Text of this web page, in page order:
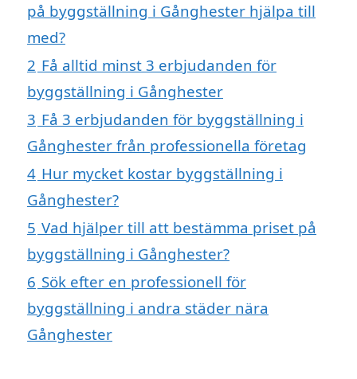
på byggställning i Gånghester hjälpa till
med?
2 Få alltid minst 3 erbjudanden för
byggställning i Gånghester
3 Få 3 erbjudanden för byggställning i
Gånghester från professionella företag
4 Hur mycket kostar byggställning i
Gånghester?
5 Vad hjälper till att bestämma priset på
byggställning i Gånghester?
6 Sök efter en professionell för
byggställning i andra städer nära
Gånghester